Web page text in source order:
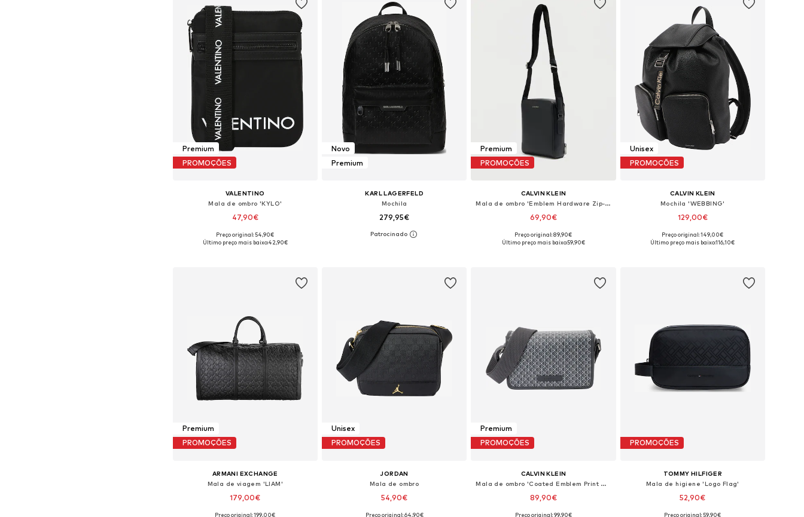
Premium
PROMOÇÕES
VALENTINO
Mala de ombro 'KYLO'
47,90€
Tamanhos disponíveis: One Size
Preço original: 54,90€
Último preço mais baixo:42,90€
Novo
Premium
KARL LAGERFELD
Mochila
279,95€
Tamanhos disponíveis: One Size
Premium
PROMOÇÕES
CALVIN KLEIN
Mala de ombro 'Emblem Hardware Zip-around'
69,90€
Tamanhos disponíveis: One Size
Preço original: 89,90€
Último preço mais baixo:59,90€
Unisex
PROMOÇÕES
CALVIN KLEIN
Mochila 'WEBBING'
129,00€
Tamanhos disponíveis: One Size
Preço original: 149,00€
Último preço mais baixo:116,10€
Premium
PROMOÇÕES
ARMANI EXCHANGE
Mala de viagem 'LIAM'
179,00€
Preço original: 199,00€
Unisex
PROMOÇÕES
JORDAN
Mala de ombro
54,90€
Preço original: 64,90€
Premium
PROMOÇÕES
CALVIN KLEIN
Mala de ombro 'Coated Emblem Print Messenger'
89,90€
Preço original: 99,90€
PROMOÇÕES
TOMMY HILFIGER
Mala de higiene 'Logo Flag'
52,90€
Preço original: 59,90€